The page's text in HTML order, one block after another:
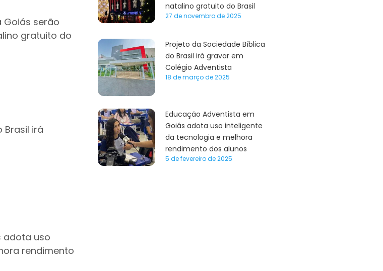
Goiás serão
gratuito do
Brasil irá
adota uso
rendimento
natalino gratuito do Brasil
27 de novembro de 2025
Projeto da Sociedade Bíblica
do Brasil irá gravar em
Colégio Adventista
18 de março de 2025
Educação Adventista em
Goiás adota uso inteligente
da tecnologia e melhora
rendimento dos alunos
5 de fevereiro de 2025